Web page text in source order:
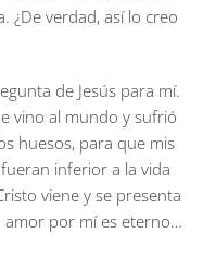
¿De verdad, así lo creo
de Jesús para mí.
vino al mundo y sufrió
huesos, para que mis
inferior a la vida
viene y se presenta
amor por mí es eterno…